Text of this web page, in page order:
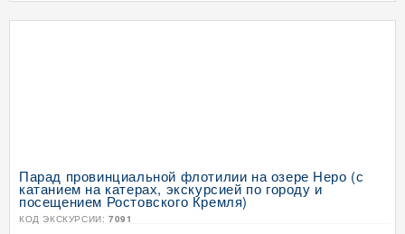
Парад провинциальной флотилии на озере Неро (с
катанием на катерах, экскурсией по городу и
посещением Ростовского Кремля)
КОД ЭКСКУРСИИ: 7091